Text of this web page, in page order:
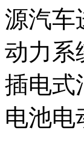
源汽车
动力系
插电式
电池电